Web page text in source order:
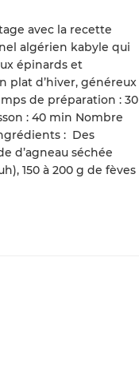
avec la recette
algérien kabyle qui
épinards et
plat d’hiver, généreux
de préparation : 30
: 40 min Nombre
: Des
d’agneau séchée
150 à 200 g de fèves